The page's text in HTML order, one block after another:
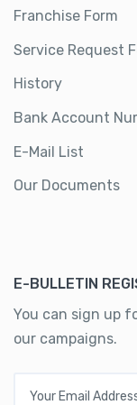
Franchise Form
Service Request
History
Bank Account
E-Mail List
Our Documents
E-BULLETIN
You can sign up
our campaigns.